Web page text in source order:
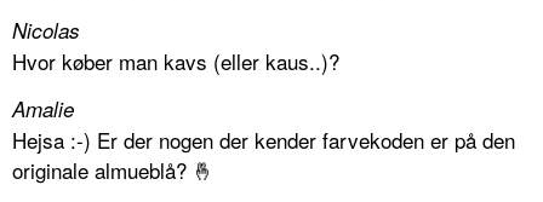
Nicolas
Hvor køber man kavs (eller kaus..)?
Amalie
Hejsa :-) Er der nogen der kender farvekoden er på den
originale almueblå? 🤞